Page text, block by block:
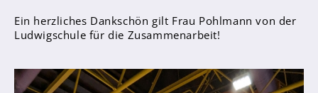
Mitarbeiter*innen
Sekretär*innen
Hausmeister
Ein herzliches Dankschön gilt Frau Pohlmann von der
Ludwigschule für die Zusammenarbeit!